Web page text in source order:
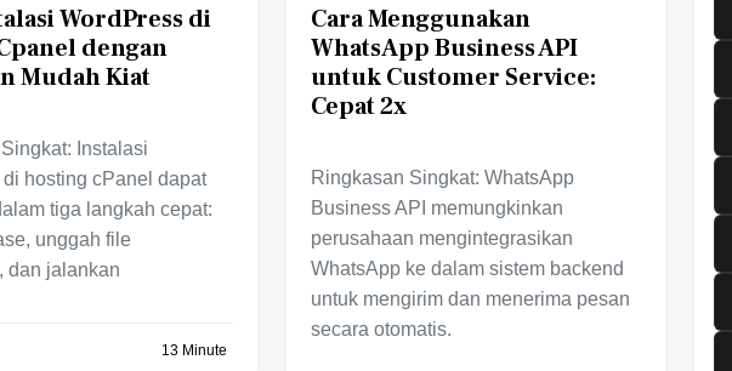
WordPress di
dengan
Mudah Kiat
Instalasi
hosting cPanel dapat
tiga langkah cepat:
unggah file
dan jalankan
13 Minute
Cara Menggunakan
WhatsApp Business API
untuk Customer Service:
Cepat 2x
Ringkasan Singkat: WhatsApp
Business API memungkinkan
perusahaan mengintegrasikan
WhatsApp ke dalam sistem backend
untuk mengirim dan menerima pesan
secara otomatis.